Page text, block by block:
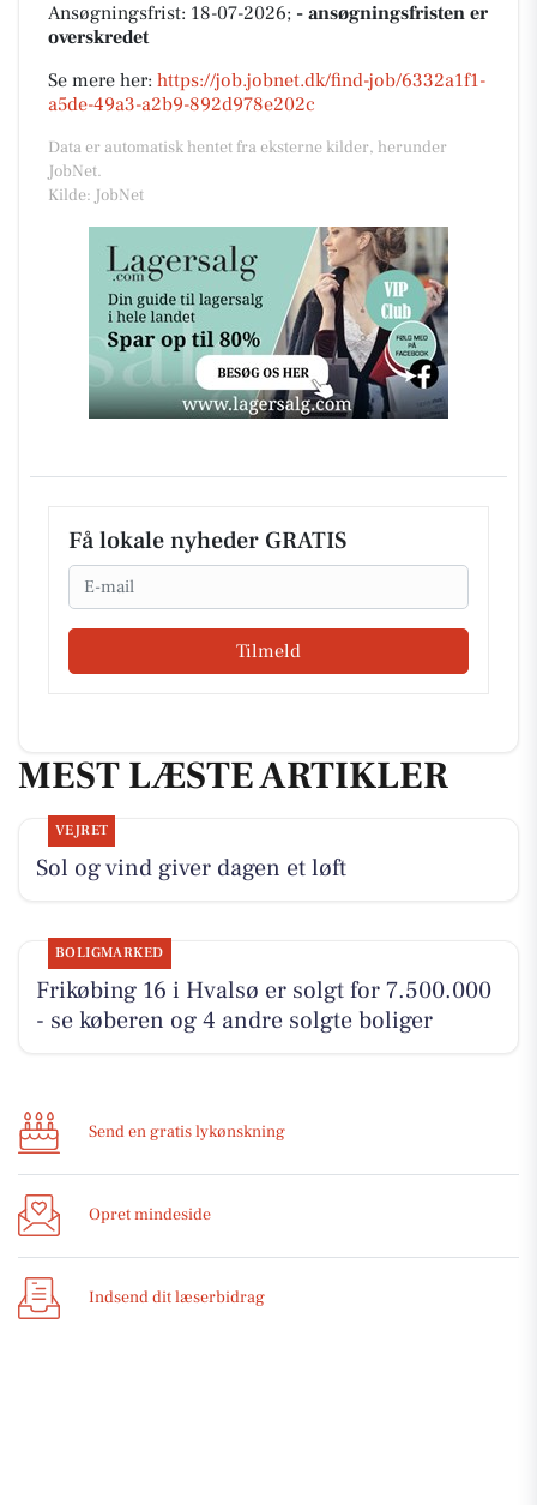
Ansøgningsfrist: 18-07-2026; - ansøgningsfristen er
overskredet
Se mere her: https://job.jobnet.dk/find-job/6332a1f1-
a5de-49a3-a2b9-892d978e202c
Data er automatisk hentet fra eksterne kilder, herunder
JobNet.
Kilde: JobNet
Få lokale nyheder GRATIS
Email
Tilmeld
MEST LÆSTE ARTIKLER
VEJRET
Sol og vind giver dagen et løft
BOLIGMARKED
Frikøbing 16 i Hvalsø er solgt for 7.500.000
- se køberen og 4 andre solgte boliger
Send en gratis lykønskning
Opret mindeside
Indsend dit læserbidrag